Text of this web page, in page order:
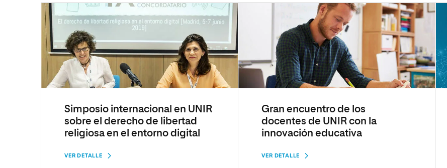
Simposio internacional en UNIR
sobre el derecho de libertad
religiosa en el entorno digital
VER DETALLE
Gran encuentro de los
docentes de UNIR con la
innovación educativa
VER DETALLE